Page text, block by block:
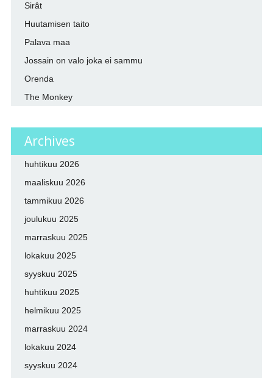
Sirât
Huutamisen taito
Palava maa
Jossain on valo joka ei sammu
Orenda
The Monkey
Archives
huhtikuu 2026
maaliskuu 2026
tammikuu 2026
joulukuu 2025
marraskuu 2025
lokakuu 2025
syyskuu 2025
huhtikuu 2025
helmikuu 2025
marraskuu 2024
lokakuu 2024
syyskuu 2024